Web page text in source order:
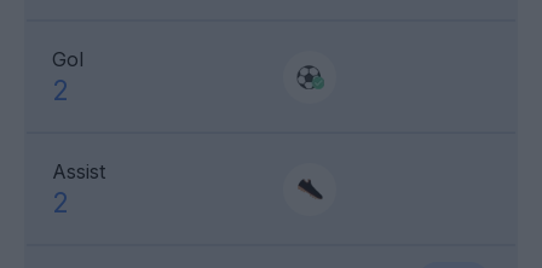
Gol
2
Assist
2